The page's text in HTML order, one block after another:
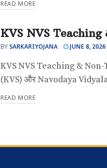
READ MORE
UNCATEGORIZED
KVS NVS
BY SARKARIYOJANA JUNE 8, 2026
KVS NVS Teaching &
(KVS) और Navodaya
READ MORE